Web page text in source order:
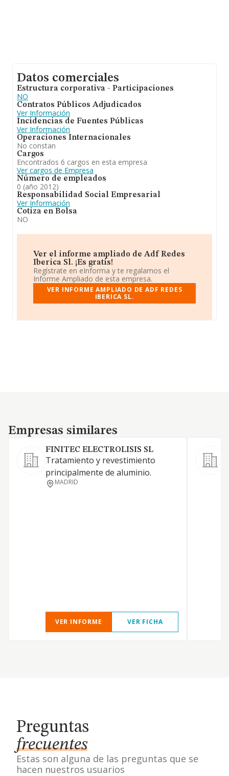
Datos comerciales
Estructura corporativa - Participaciones
NO
Contratos Públicos Adjudicados
Ver Información
Incidencias de Fuentes Públicas
Ver Información
Operaciones Internacionales
No constan
Cargos
Encontrados 6 cargos en esta empresa
Ver cargos de Empresa
Número de empleados
0 (año 2012)
Responsabilidad Social Empresarial
Ver Información
Cotiza en Bolsa
NO
Ver el informe ampliado de Adf Redes
Iberica Sl. ¡Es gratis!
Regístrate en eInforma y te regalamos el
Informe Ampliado de esta empresa.
VER INFORME AMPLIADO DE ADF REDES
IBERICA SL.
Empresas similares
Empresas similares
FINITEC ELECTROLISIS SL
Tratamiento y revestimiento
principalmente de aluminio.
MADRID
VER INFORME VER FICHA
Preguntas
frecuentes
Estas son alguna de las preguntas que se
hacen nuestros usuarios